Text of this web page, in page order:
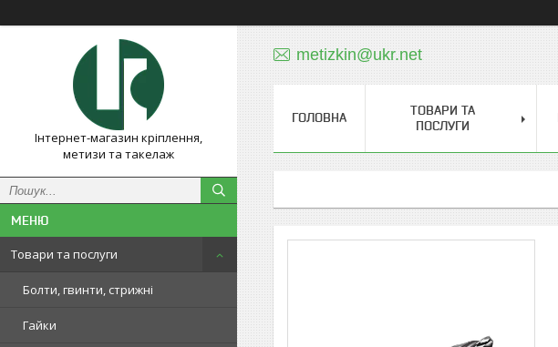
Інтернет-магазин кріплення,
метизи та такелаж
Товари та послуги
Болти, гвинти, стрижні
Гайки
metizkin@ukr.net
ГОЛОВНА
ТОВАРИ ТА
ПОСЛУГИ